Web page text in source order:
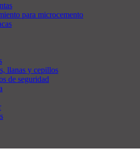
para microcemento
llanas y cepillos
de seguridad